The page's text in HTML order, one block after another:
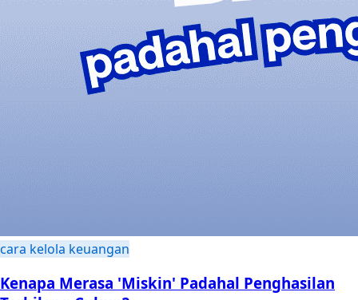
cara kelola keuangan
Kenapa Merasa 'Miskin' Padahal Penghasilan